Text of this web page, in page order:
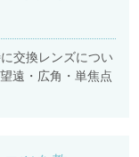
交換レンズについ
遠・広角・単焦点